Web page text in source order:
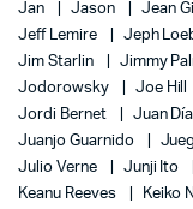
Jan
Jason Jean
Jeff Lemire
Jeph
Jim Starlin
Jimmy
Jodorowsky
Joe Hill
Jordi Bernet
Juan
Juanjo Guarnido
Julio Verne
Junji Ito
Keanu Reeves
Keiko